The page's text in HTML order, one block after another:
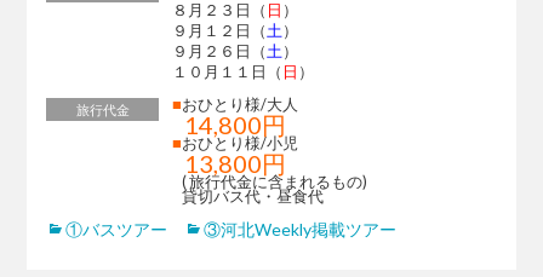
８月２３日（ 日 ）
９月１２日（土）
９月２６日（土）
１０月１１日（ 日 ）
旅行代金 ■おひとり様/大人
14,800円
■おひとり様/小児
13,800円
( 旅行代金に含まれるもの)
貸切バス代・昼食代
①バスツアー ③河北Weekly掲載ツアー